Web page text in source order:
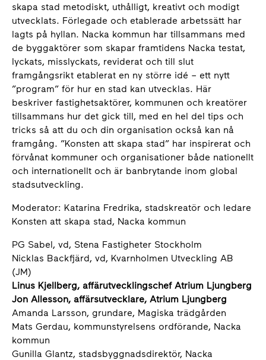
skapa stad metodiskt, uthålligt, kreativt och modigt
utvecklats. Förlegade och etablerade arbetssätt har
lagts på hyllan. Nacka kommun har tillsammans med
de byggaktörer som skapar framtidens Nacka testat,
lyckats, misslyckats, reviderat och till slut
framgångsrikt etablerat en ny större idé – ett nytt
”program” för hur en stad kan utvecklas. Här
beskriver fastighetsaktörer, kommunen och kreatörer
tillsammans hur det gick till, med en hel del tips och
tricks så att du och din organisation också kan nå
framgång. ”Konsten att skapa stad” har inspirerat och
förvånat kommuner och organisationer både nationellt
och internationellt och är banbrytande inom global
stadsutveckling.
Moderator: Katarina Fredrika, stadskreatör och ledare
Konsten att skapa stad, Nacka kommun
PG Sabel, vd, Stena Fastigheter Stockholm
Nicklas Backfjärd, vd, Kvarnholmen Utveckling AB
(JM)
Linus Kjellberg, affärutvecklingschef Atrium Ljungberg
Jon Allesson, affärsutvecklare, Atrium Ljungberg
Amanda Larsson, grundare, Magiska trädgården
Mats Gerdau, kommunstyrelsens ordförande, Nacka
kommun
Gunilla Glantz, stadsbyggnadsdirektör, Nacka